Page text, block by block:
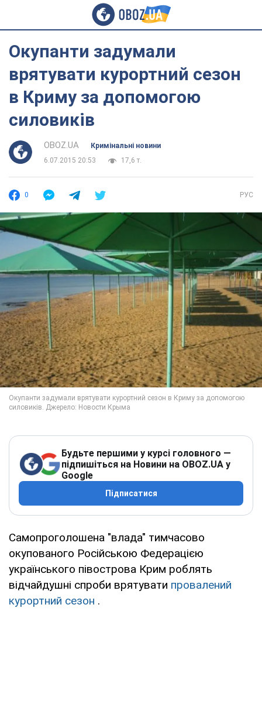
Окупанти задумали
врятувати курортний сезон
в Криму за допомогою
силовиків
OBOZ.UA
Кримінальні новини
6.07.2015 20:53
17,6 т.
0 РУС
Будьте першими у курсі головного —
підпишіться на Новини на OBOZ.UA у
Google
Підписатися
Самопроголошена "влада" тимчасово
окупованого Російською Федерацією
українського півострова Крим роблять
відчайдушні спроби врятувати провалений
курортний сезон .